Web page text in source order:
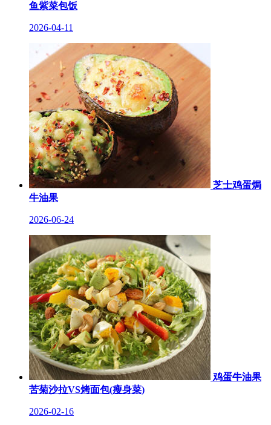
鱼紫菜包饭
2026-04-11
芝士鸡蛋焗
牛油果
2026-06-24
鸡蛋牛油果
苦菊沙拉VS烤面包(瘦身菜)
2026-02-16